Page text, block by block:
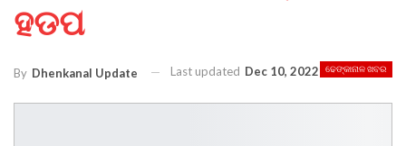
ହଡପ
ଢେଙ୍କାନାଳ ଖବର
By Dhenkanal Update Last updated Dec 10, 2022